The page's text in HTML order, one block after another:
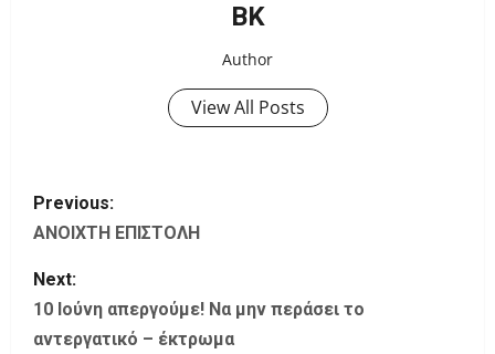
ΒΚ
Author
View All Posts
P
o
s
t
Previous:
ΑΝΟΙΧΤΗ ΕΠΙΣΤΟΛΗ
Next:
10 Ιούνη απεργούμε! Να μην περάσει το
αντεργατικό – έκτρωμα